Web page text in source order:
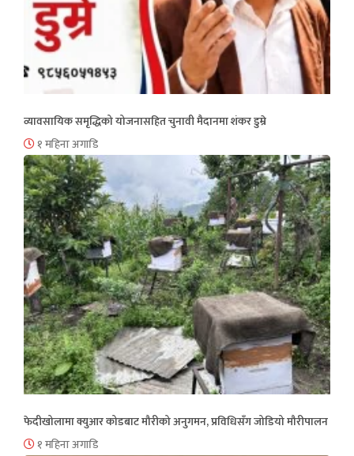
व्यावसायिक समृद्धिको योजनासहित चुनावी मैदानमा शंकर डुम्रे
१ महिना अगाडि
फेदीखोलामा क्युआर कोडबाट मौरीको अनुगमन, प्रविधिसँग जोडियो मौरीपालन
१ महिना अगाडि